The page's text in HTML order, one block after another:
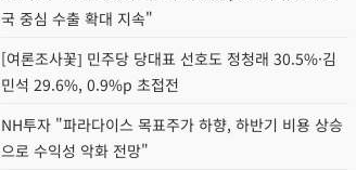
국 중심 수출 확대 지속"
[여론조사꽃] 민주당 당대표 선호도 정청래 30.5%·김
민석 29.6%, 0.9%p 초접전
NH투자 "파라다이스 목표주가 하향, 하반기 비용 상승
으로 수익성 악화 전망"